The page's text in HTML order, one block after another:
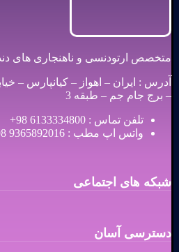
متخصص ارتودنسی و ناهنجاری های
آدرس : ایران – اهواز – کیانپارس –
– برج جام جم – طبقه 3
تلفن تماس : 6133334800 98+
واتس اپ مطب : 9365892016 98+
شبکه های اجتماعی
دسترسی آسان